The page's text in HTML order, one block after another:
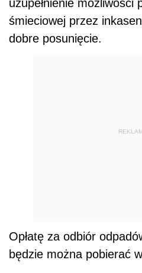
uzupełnienie możliwości
śmieciowej przez
dobre posunięcie.
Opłatę za odbiór
będzie można pobierać